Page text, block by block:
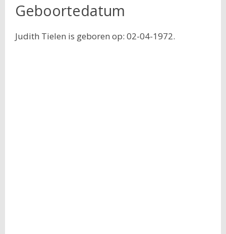
Geboortedatum
Judith Tielen is geboren op: 02-04-1972.